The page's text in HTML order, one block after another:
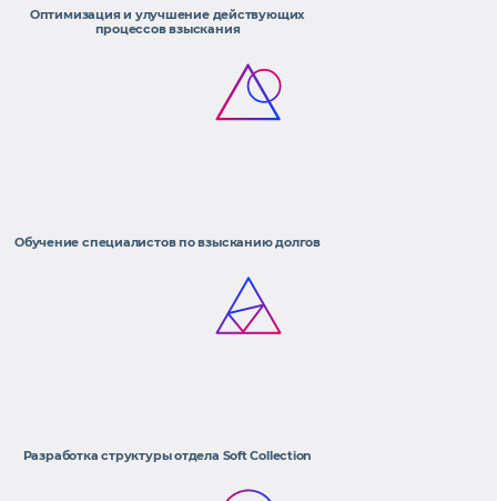
Оптимизация и улучшение действующих
процессов взыскания
Обучение специалистов по взысканию долгов
Разработка структуры отдела Soft Collection